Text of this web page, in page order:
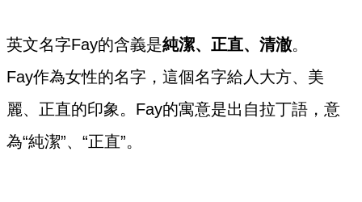
英文名字Fay的含義是純潔、正直、清澈。
Fay作為女性的名字，這個名字給人大方、美
麗、正直的印象。Fay的寓意是出自拉丁語，意
為“純潔”、“正直”。